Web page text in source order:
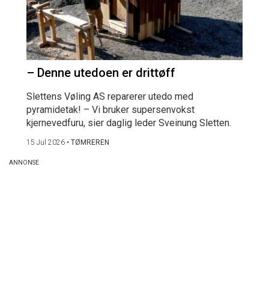
– Denne utedoen er drittøff
Slettens Vøling AS reparerer utedo med
pyramidetak! – Vi bruker supersenvokst
kjernevedfuru, sier daglig leder Sveinung Sletten.
15 Jul 2026 • TØMREREN